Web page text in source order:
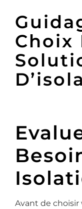
Choix
Avant de choisir